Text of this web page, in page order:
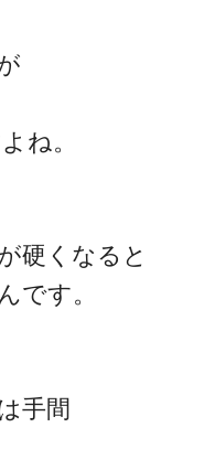
ね。
硬くなると
です。
手間